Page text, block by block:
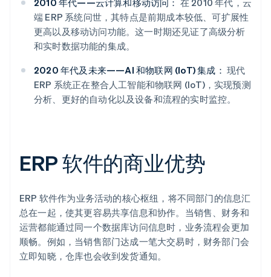
2010 年代——云计算和移动访问： 在 2010 年代，云
端 ERP 系统问世，其特点是前期成本较低、可扩展性
更高以及移动访问功能。这一时期还见证了高级分析
和实时数据功能的集成。
2020 年代及未来——AI 和物联网 (IoT) 集成： 现代
ERP 系统正在整合人工智能和物联网 (IoT)，实现预测
分析、更好的自动化以及设备和流程的实时监控。
ERP 软件的商业优势
ERP 软件作为业务活动的核心枢纽，将不同部门的信息汇
总在一起，使其更容易共享信息和协作。当销售、财务和
运营都能通过同一个数据库访问信息时，业务流程会更加
顺畅。例如，当销售部门达成一笔大交易时，财务部门会
立即知晓，仓库也会收到发货通知。